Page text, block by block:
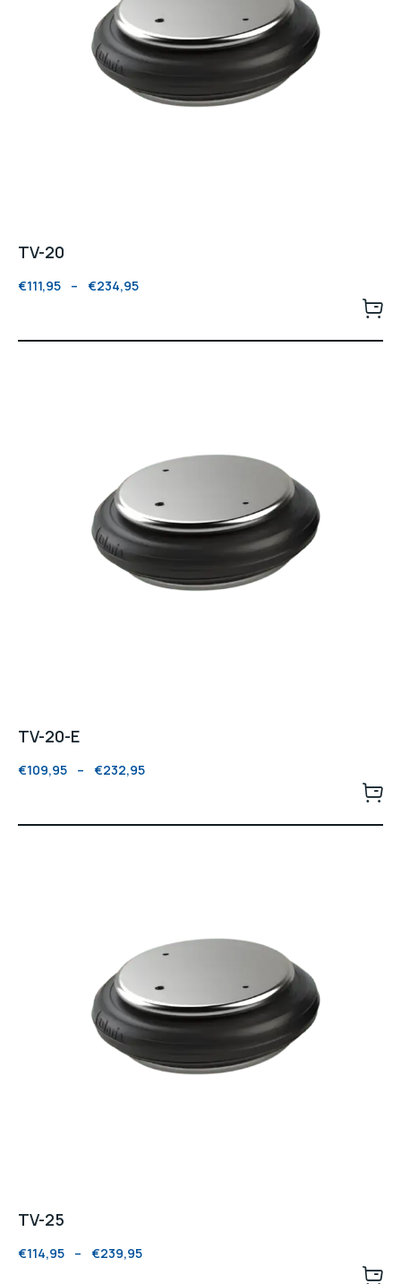
TV-20
€111,95 – €234,95
TV-20-E
€109,95 – €232,95
TV-25
€114,95 – €239,95